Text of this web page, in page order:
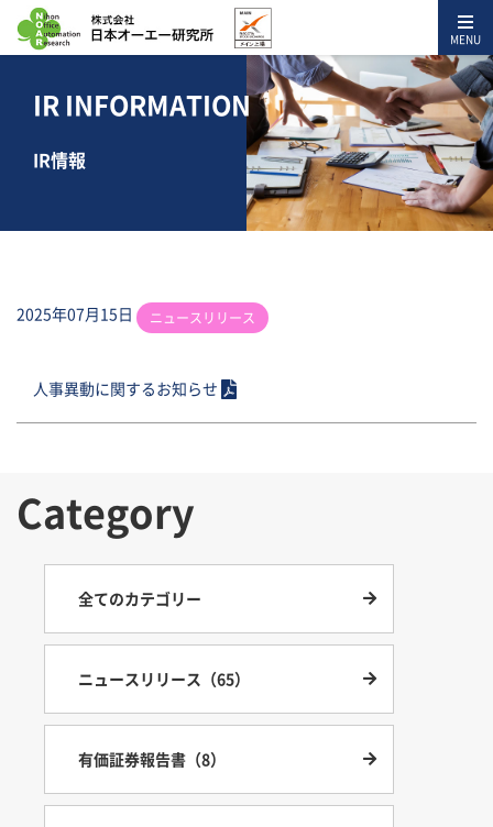
MENU
IR INFORMATION
IR情報
2025年07月15日 ニュースリリース
人事異動に関するお知らせ
Category
全てのカテゴリー
ニュースリリース（65）
有価証券報告書（8）